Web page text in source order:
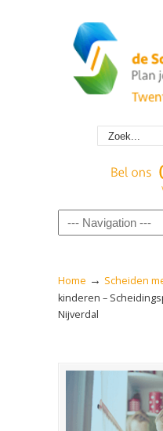
Navigation
Home → Scheiden
kinderen –
Nijverdal